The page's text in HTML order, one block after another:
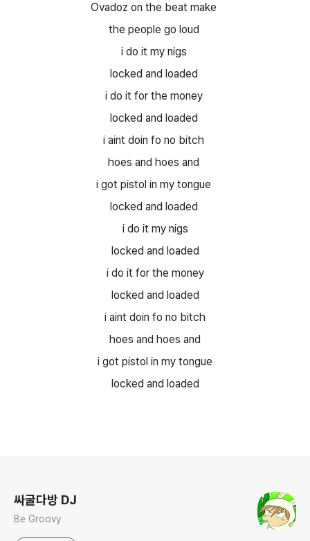
Ovadoz on the beat make
the people go loud
i do it my nigs
locked and loaded
i do it for the money
locked and loaded
i aint doin fo no bitch
hoes and hoes and
i got pistol in my tongue
locked and loaded
i do it my nigs
locked and loaded
i do it for the money
locked and loaded
i aint doin fo no bitch
hoes and hoes and
i got pistol in my tongue
locked and loaded
싸굴다방 DJ
Be Groovy